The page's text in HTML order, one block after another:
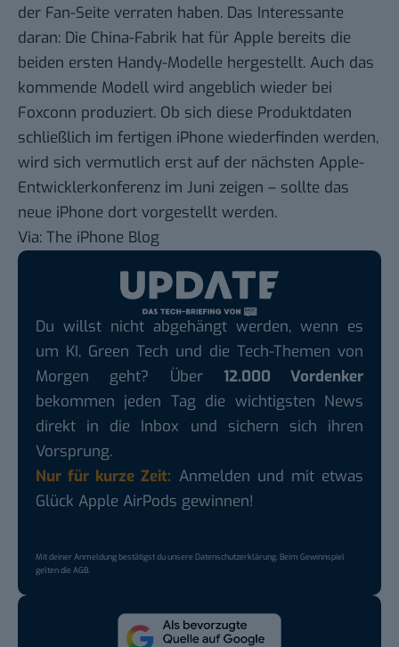
der Fan-Seite verraten haben. Das Interessante
daran: Die China-Fabrik hat für Apple bereits die
beiden ersten Handy-Modelle hergestellt. Auch das
kommende Modell wird angeblich wieder bei
Foxconn produziert. Ob sich diese Produktdaten
schließlich im fertigen iPhone wiederfinden werden,
wird sich vermutlich erst auf der nächsten Apple-
Entwicklerkonferenz im Juni zeigen – sollte das
neue iPhone dort vorgestellt werden.
Via: The iPhone Blog
Du willst nicht abgehängt werden, wenn es
um KI, Green Tech und die Tech-Themen von
Morgen geht? Über 12.000 Vordenker
bekommen jeden Tag die wichtigsten News
direkt in die Inbox und sichern sich ihren
Vorsprung.
Nur für kurze Zeit: Anmelden und mit etwas
Glück Apple AirPods gewinnen!
Mit deiner Anmeldung bestätigst du unsereDatenschutzerklärung. Beim Gewinnspiel
gelten dieAGB.